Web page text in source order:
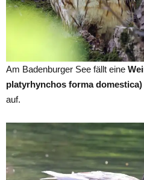
Am Badenburger See fällt eine
platyrhynchos forma domestica)
auf.